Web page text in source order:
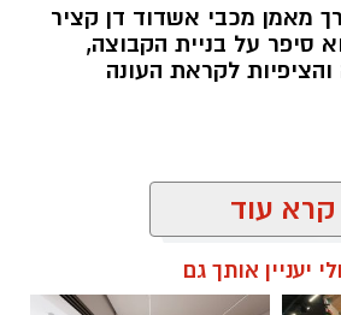
מאמן מכבי אשדוד דן קציר
סיפר על בניית הקבוצה,
לקראת העונה
קרא עוד
יעניין אותך גם